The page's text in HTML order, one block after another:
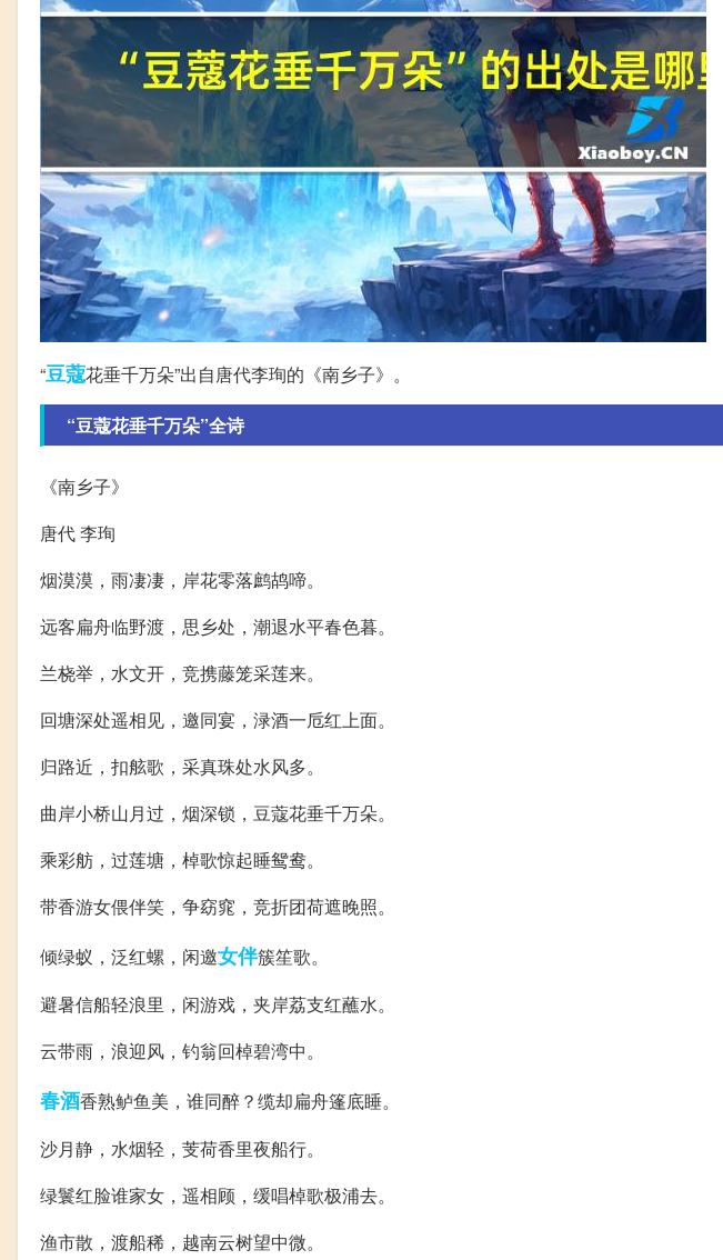
“豆蔻花垂千万朵”出自唐代李珣的《南乡子》。
“豆蔻花垂千万朵”全诗
《南乡子》
唐代 李珣
烟漠漠，雨凄凄，岸花零落鹧鸪啼。
远客扁舟临野渡，思乡处，潮退水平春色暮。
兰桡举，水文开，竞携藤笼采莲来。
回塘深处遥相见，邀同宴，渌酒一卮红上面。
归路近，扣舷歌，采真珠处水风多。
曲岸小桥山月过，烟深锁，豆蔻花垂千万朵。
乘彩舫，过莲塘，棹歌惊起睡鸳鸯。
带香游女偎伴笑，争窈窕，竞折团荷遮晚照。
倾绿蚁，泛红螺，闲邀女伴簇笙歌。
避暑信船轻浪里，闲游戏，夹岸荔支红蘸水。
云带雨，浪迎风，钓翁回棹碧湾中。
春酒香熟鲈鱼美，谁同醉？缆却扁舟篷底睡。
沙月静，水烟轻，芰荷香里夜船行。
绿鬟红脸谁家女，遥相顾，缓唱棹歌极浦去。
渔市散，渡船稀，越南云树望中微。